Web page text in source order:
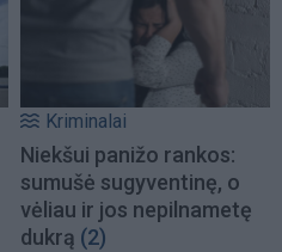
Kriminalai
Niekšui panižo rankos:
sumušė sugyventinę, o
vėliau ir jos nepilnametę
dukrą (2)